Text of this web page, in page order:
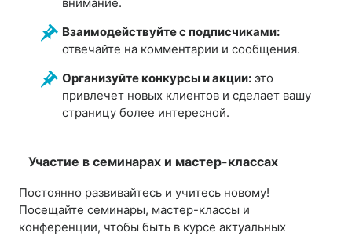
Взаимодействуйте с подписчиками:
отвечайте на комментарии и сообщения.
Организуйте конкурсы и акции: это
привлечет новых клиентов и сделает вашу
страницу более интересной.
Участие в семинарах и мастер-классах
Постоянно развивайтесь и учитесь новому!
Посещайте семинары, мастер-классы и
конференции, чтобы быть в курсе актуальных